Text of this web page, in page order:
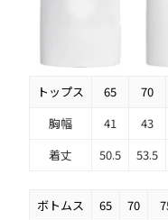
トップス 65 70
胸幅
41 43
着丈
50.5 53.5
ボトムス 65 70